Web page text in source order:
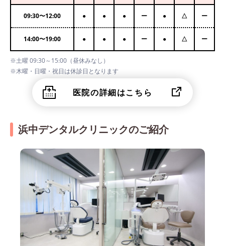
09:30〜12:00 ● ● ● ー ● △ ー
14:00〜19:00 ● ● ● ー ● △ ー
※土曜 09:30～15:00（昼休みなし）
※木曜・日曜・祝日は休診日となります
医院の詳細はこちら
浜中デンタルクリニックのご紹介